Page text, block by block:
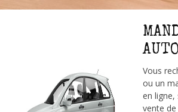
Vous
ou un
en ligne,
vente de